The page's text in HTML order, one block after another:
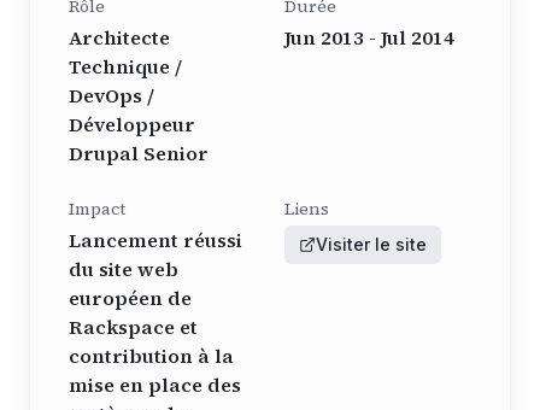
Rôle
Architecte
Technique /
DevOps /
Développeur
Drupal Senior
Durée
Jun 2013 - Jul 2014
Impact
Lancement réussi
du site web
européen de
Rackspace et
contribution à la
mise en place des
Liens
Visiter le site